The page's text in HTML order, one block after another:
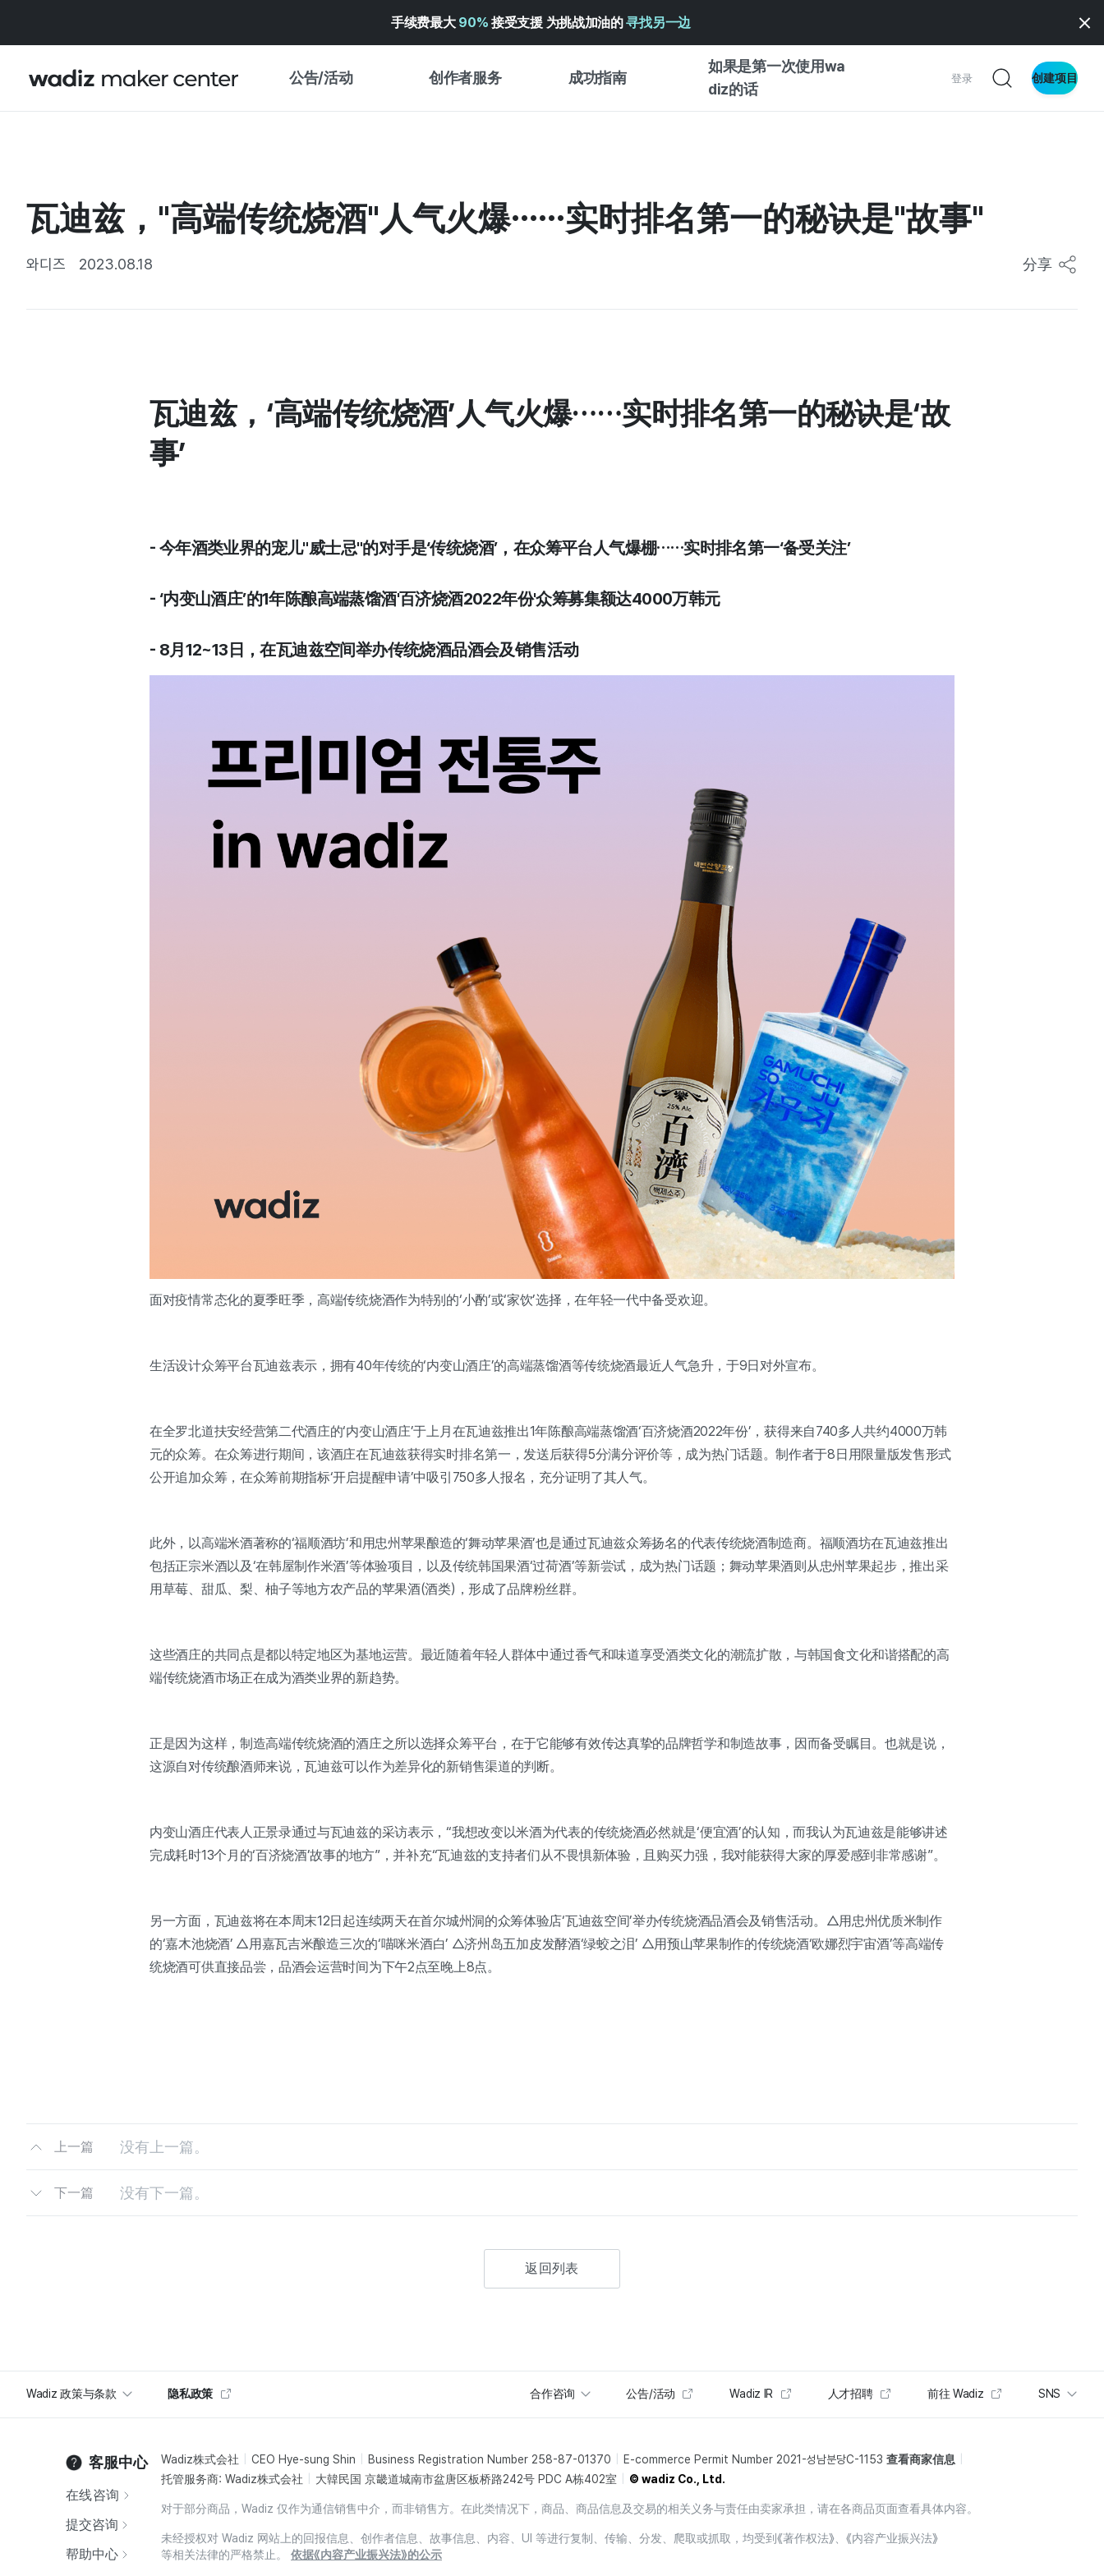
手续费最大 90% 接受支援 为挑战加油的寻找另一边
公告/活动 创作者服务 成功指南
如果是第一次使用wa
diz的话
登录 创建项目
我的 WADIZ
重要更新
新闻稿
特展日历
帮助中心 ↗︎
WADIZ 奖励 ↗︎
WADIZ SCHOOL
成功项目故事
体验型
创作型
瓦迪兹，"高端传统烧酒"人气火爆……实时排名第一的秘诀是"故事"
와디즈 2023.08.18 分享
瓦迪兹，‘高端传统烧酒’人气火爆……实时排名第一的秘诀是‘故
事’
- 今年酒类业界的宠儿"威士忌"的对手是‘传统烧酒’，在众筹平台人气爆棚……实时排名第一‘备受关注’
- ‘内变山酒庄’的1年陈酿高端蒸馏酒'百济烧酒2022年份'众筹募集额达4000万韩元
- 8月12~13日，在瓦迪兹空间举办传统烧酒品酒会及销售活动
面对疫情常态化的夏季旺季，高端传统烧酒作为特别的‘小酌’或‘家饮’选择，在年轻一代中备受欢迎。
生活设计众筹平台瓦迪兹表示，拥有40年传统的‘内变山酒庄’的高端蒸馏酒等传统烧酒最近人气急升，于9日对外宣布。
在全罗北道扶安经营第二代酒庄的‘内变山酒庄’于上月在瓦迪兹推出1年陈酿高端蒸馏酒‘百济烧酒2022年份’，获得来自740多人共约4000万韩
元的众筹。在众筹进行期间，该酒庄在瓦迪兹获得实时排名第一，发送后获得5分满分评价等，成为热门话题。制作者于8日用限量版发售形式
公开追加众筹，在众筹前期指标‘开启提醒申请’中吸引750多人报名，充分证明了其人气。
此外，以高端米酒著称的‘福顺酒坊’和用忠州苹果酿造的‘舞动苹果酒’也是通过瓦迪兹众筹扬名的代表传统烧酒制造商。福顺酒坊在瓦迪兹推出
包括正宗米酒以及‘在韩屋制作米酒’等体验项目，以及传统韩国果酒‘过荷酒’等新尝试，成为热门话题；舞动苹果酒则从忠州苹果起步，推出采
用草莓、甜瓜、梨、柚子等地方农产品的苹果酒(酒类)，形成了品牌粉丝群。
这些酒庄的共同点是都以特定地区为基地运营。最近随着年轻人群体中通过香气和味道享受酒类文化的潮流扩散，与韩国食文化和谐搭配的高
端传统烧酒市场正在成为酒类业界的新趋势。
正是因为这样，制造高端传统烧酒的酒庄之所以选择众筹平台，在于它能够有效传达真挚的品牌哲学和制造故事，因而备受瞩目。也就是说，
这源自对传统酿酒师来说，瓦迪兹可以作为差异化的新销售渠道的判断。
内变山酒庄代表人正景录通过与瓦迪兹的采访表示，“我想改变以米酒为代表的传统烧酒必然就是‘便宜酒’的认知，而我认为瓦迪兹是能够讲述
完成耗时13个月的‘百济烧酒’故事的地方”，并补充“瓦迪兹的支持者们从不畏惧新体验，且购买力强，我对能获得大家的厚爱感到非常感谢”。
另一方面，瓦迪兹将在本周末12日起连续两天在首尔城州洞的众筹体验店‘瓦迪兹空间’举办传统烧酒品酒会及销售活动。△用忠州优质米制作
的‘嘉木池烧酒’ △用嘉瓦吉米酿造三次的‘喵咪米酒白’ △济州岛五加皮发酵酒‘绿蛟之泪’ △用预山苹果制作的传统烧酒‘欧娜烈宇宙酒’等高端传
统烧酒可供直接品尝，品酒会运营时间为下午2点至晚上8点。
上一篇 没有上一篇。
下一篇 没有下一篇。
返回列表
Wadiz 政策与条款 隐私政策 合作咨询 公告/活动 Wadiz IR 人才招聘 前往 Wadiz SNS
客服中心
在线咨询
提交咨询
帮助中心
Wadiz株式会社 CEO Hye-sung Shin Business Registration Number 258-87-01370 E-commerce Permit Number 2021-성남분당C-1153 查看商家信息
托管服务商: Wadiz株式会社
大韓民国 京畿道城南市盆唐区板桥路242号 PDC A栋402室 © wadiz Co., Ltd.
对于部分商品，Wadiz 仅作为通信销售中介，而非销售方。在此类情况下，商品、商品信息及交易的相关义务与责任由卖家承担，请在各商品页面查看具体内容。
未经授权对 Wadiz 网站上的回报信息、创作者信息、故事信息、内容、UI 等进行复制、传输、分发、爬取或抓取，均受到《著作权法》、《内容产业振兴法》
等相关法律的严格禁止。
依据《内容产业振兴法》的公示